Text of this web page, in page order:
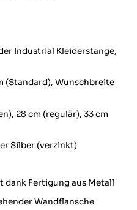
Industrial Kleiderstange,
(Standard), Wunschbreite
28 cm (regulär), 33 cm
Silber (verzinkt)
dank Fertigung aus Metall
Wandflansche